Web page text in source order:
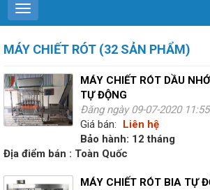
MÁY CHIẾT RÓT (32 SẢN PHẨM)
MÁY CHIẾT RÓT DẦU
TỰ ĐỘNG
Đăng ngày 09-07-2020
Giá bán:
Liên hệ
Bảo hành: 12 tháng
Địa điểm bán : Toàn Quốc
MÁY CHIẾT RÓT BIA TỰ